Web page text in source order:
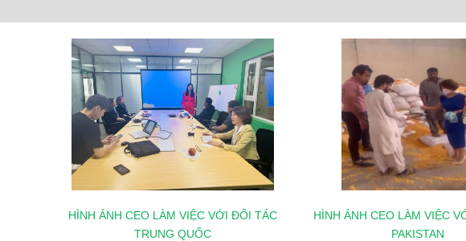
HÌNH ẢNH CEO LÀM VIỆC VỚI ĐỐI TÁC
TRUNG QUỐC
HÌNH ẢNH CEO LÀM VIỆC
PAKISTAN